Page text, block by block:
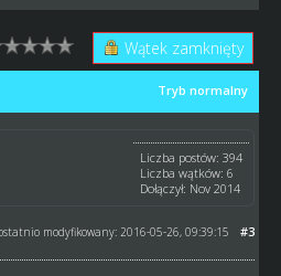
Wątek zamknięty
Tryb normalny
Liczba postów: 394
Liczba wątków: 6
Dołączył: Nov 2014
#3
modyfikowany: 2016-05-26, 09:39:15